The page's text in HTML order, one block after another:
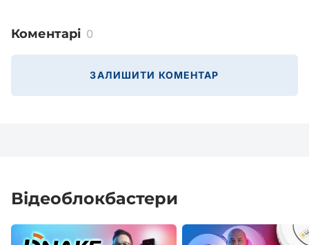
Коментарі 0
ЗАЛИШИТИ КОМЕНТАР
Відеоблокбастери